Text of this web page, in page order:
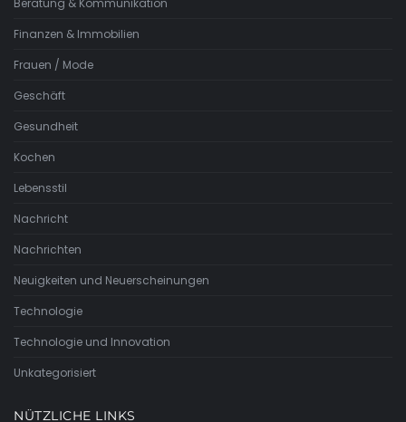
Beratung & Kommunikation
Finanzen & Immobilien
Frauen / Mode
Geschäft
Gesundheit
Kochen
Lebensstil
Nachricht
Nachrichten
Neuigkeiten und Neuerscheinungen
Technologie
Technologie und Innovation
Unkategorisiert
NÜTZLICHE LINKS